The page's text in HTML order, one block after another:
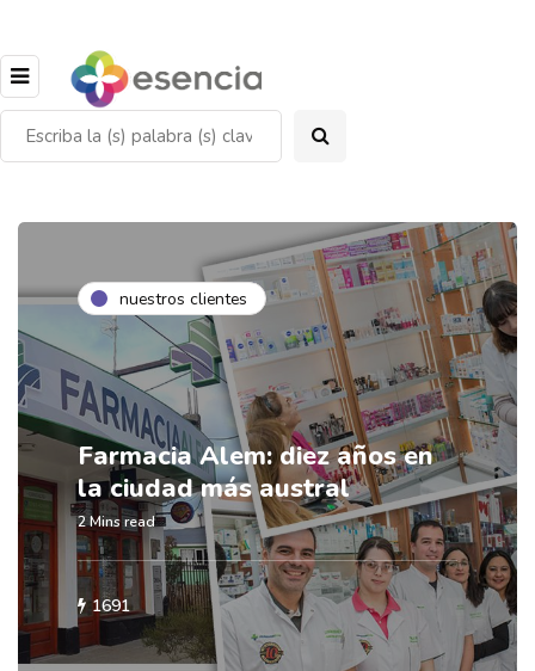
nuestros clientes
Farmacia Alem: diez años en
la ciudad más austral
2 Mins read
1691